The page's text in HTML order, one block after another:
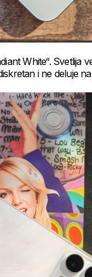
White“. Svetlija
i ne deluje